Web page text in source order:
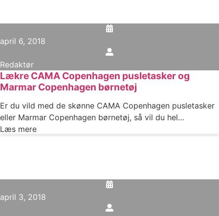
april 6, 2018
Redaktør
Lækre CAMA Copenhagen pusletasker og
Marmar Copenhagen børnetøj
Er du vild med de skønne CAMA Copenhagen pusletasker
eller Marmar Copenhagen børnetøj, så vil du hel…
Læs mere
april 3, 2018